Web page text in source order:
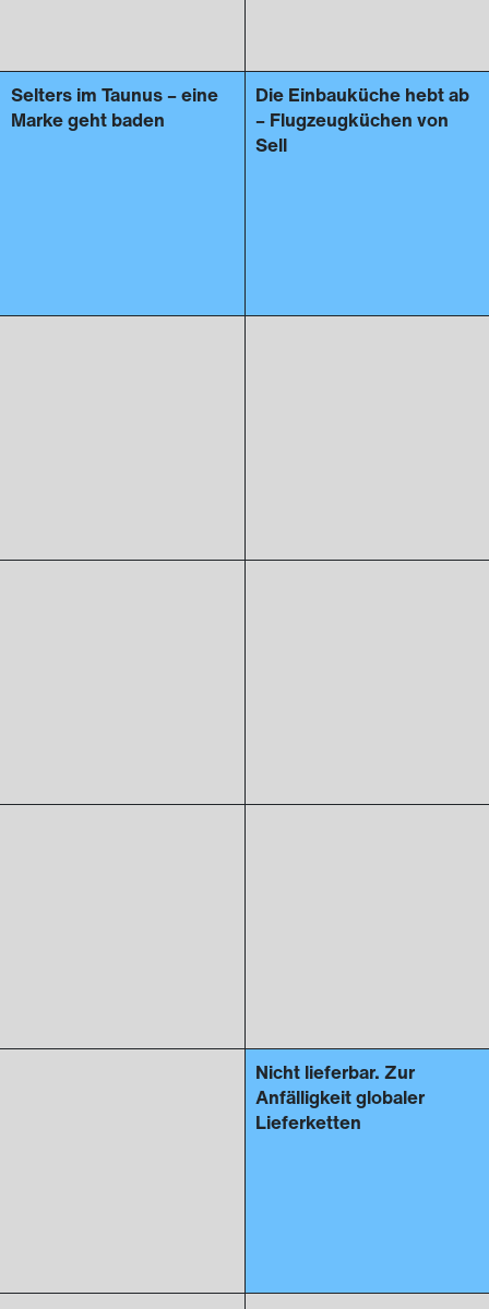
Die Einbauküche hebt ab
– Flugzeugküchen von
Sell
Selters im Taunus – eine
Marke geht baden
Nicht lieferbar. Zur
Anfälligkeit globaler
Lieferketten